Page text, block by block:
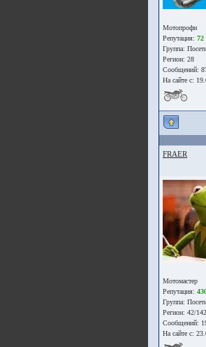
Мотопрофи
Репутация: 72
Группа:
Регион: 28
Сообщений:
На сайте с:
FRAER
Мотомастер
Репутация:
Группа:
Регион: 42/142
Сообщений:
На сайте с: